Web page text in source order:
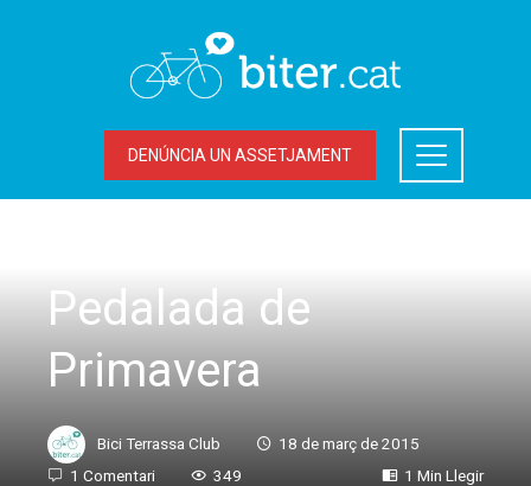
DENÚNCIA UN ASSETJAMENT
Pedalada de
Primavera
Bici Terrassa Club
18 de març de 2015
1 Comentari
349 1 Min Llegir